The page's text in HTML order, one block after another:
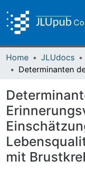
Home JLUdocs
mit